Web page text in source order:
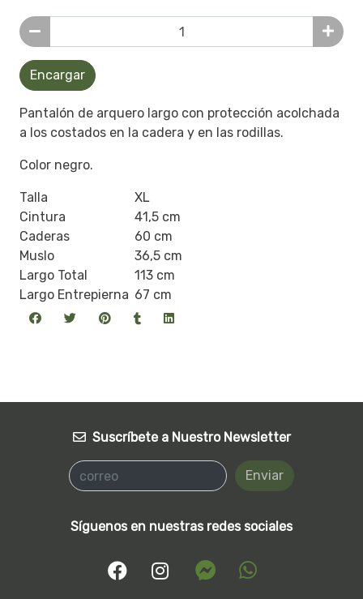
Encargar
Pantalón de arquero largo con protección acolchada
a los costados en la cadera y en las rodillas.
Color negro.
Talla
XL
Cintura
41,5 cm
Caderas
60 cm
Muslo
36,5 cm
Largo Total
113 cm
Largo Entrepierna 67 cm
Suscríbete a Nuestro Newsletter
Enviar
Síguenos en nuestras redes sociales